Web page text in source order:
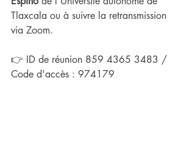
Tlaxcala ou à suivre la retransmission
via Zoom.
👉 ID de réunion 859 4365 3483 /
Code d'accès : 974179